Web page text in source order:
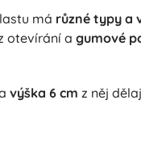
má různé typy a
otevírání a gumové
výška 6 cm z něj